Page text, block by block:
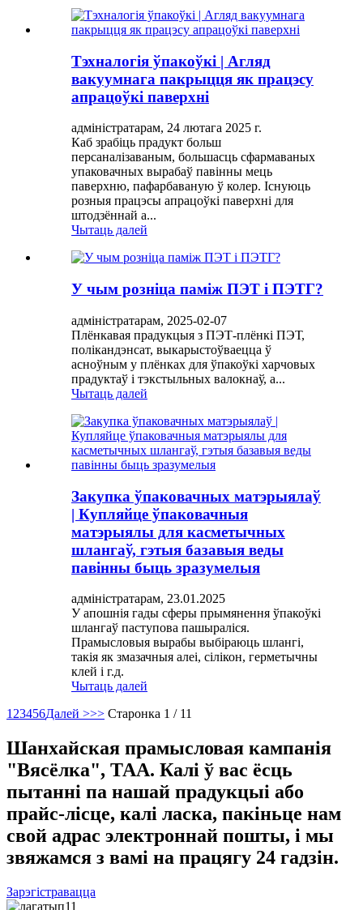
Тэхналогія ўпакоўкі | Агляд
вакуумнага пакрыцця як працэсу
апрацоўкі паверхні
адміністратарам, 24 лютага 2025 г.
Каб зрабіць прадукт больш
персаналізаваным, большасць сфармаваных
упаковачных вырабаў павінны мець
паверхню, пафарбаваную ў колер. Існуюць
розныя працэсы апрацоўкі паверхні для
штодзённай а...
Чытаць далей
У чым розніца паміж ПЭТ і ПЭТГ?
адміністратарам, 2025-02-07
Плёнкавая прадукцыя з ПЭТ-плёнкі ПЭТ,
полікандэнсат, выкарыстоўваецца ў
асноўным у плёнках для ўпакоўкі харчовых
прадуктаў і тэкстыльных валокнаў, а...
Чытаць далей
Закупка ўпаковачных матэрыялаў
| Купляйце ўпаковачныя
матэрыялы для касметычных
шлангаў, гэтыя базавыя веды
павінны быць зразумелыя
адміністратарам, 23.01.2025
У апошнія гады сферы прымянення ўпакоўкі
шлангаў паступова пашыраліся.
Прамысловыя вырабы выбіраюць шлангі,
такія як змазачныя алеі, сілікон, герметычны
клей і г.д.
Чытаць далей
1 23456Далей >>> Старонка 1 / 11
Шанхайская прамысловая кампанія
"Вясёлка", ТАА. Калі ў вас ёсць
пытанні па нашай прадукцыі або
прайс-лісце, калі ласка, пакіньце нам
свой адрас электроннай пошты, і мы
звяжамся з вамі на працягу 24 гадзін.
Зарэгістравацца